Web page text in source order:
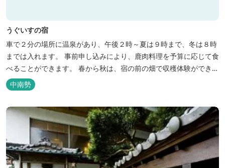
うぐいすの宿
車で２分の場所に温泉があり、午後２時～夏は９時まで、冬は８時
までは入れます。 事前申し込みにより、鹿肉料理を予算に応じて食
べることができます。 春から秋は、宿の前の畑で収穫体験ができ、
その野菜で夕食もできます。
中南勢